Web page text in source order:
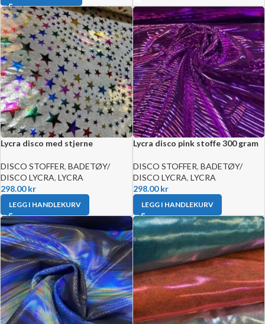
Lycra disco med stjerne
DISCO STOFFER, BADETØY/
DISCO LYCRA, LYCRA
298.00kr
LEGG I HANDLEKURV
Lycra disco pink stoffe 300 gram
DISCO STOFFER, BADETØY/
DISCO LYCRA, LYCRA
298.00kr
LEGG I HANDLEKURV